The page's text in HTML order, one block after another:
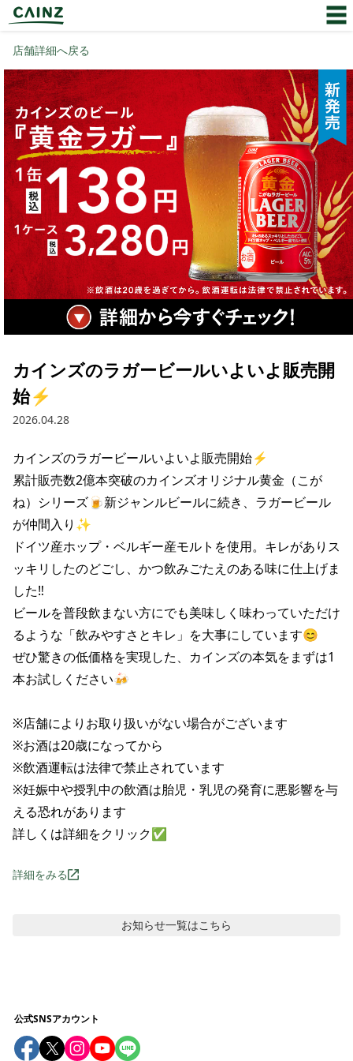
店舗詳細へ戻る
カインズのラガービールいよいよ販売開
始⚡️
2026.04.28
カインズのラガービールいよいよ販売開始⚡️
累計販売数2億本突破のカインズオリジナル黄金（こが
ね）シリーズ🍺新ジャンルビールに続き、ラガービール
が仲間入り✨
ドイツ産ホップ・ベルギー産モルトを使用。キレがありス
ッキリしたのどごし、かつ飲みごたえのある味に仕上げま
した‼️
ビールを普段飲まない方にでも美味しく味わっていただけ
るような「飲みやすさとキレ」を大事にしています😊
ぜひ驚きの低価格を実現した、カインズの本気をまずは1
本お試しください🍻
※店舗によりお取り扱いがない場合がございます
※お酒は20歳になってから
※飲酒運転は法律で禁止されています
※妊娠中や授乳中の飲酒は胎児・乳児の発育に悪影響を与
える恐れがあります
詳しくは詳細をクリック✅
詳細をみる
お知らせ一覧はこちら
公式SNSアカウント